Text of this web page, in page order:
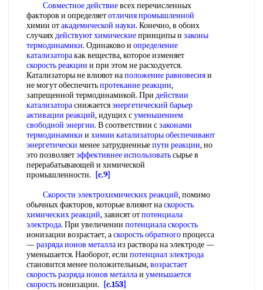
Совместное действиевсех перечисленных
факторов и определяетотличия промышленной
химии отакадемической науки. Конечно, в обоих
случаяхдействуют химическиепринципы и законы
термодинамики. Одинаково и определение
катализаторакак вещества, которое изменяет
скорость реакции и при этом не расходуется.
Катализаторы не влияют наположение равновесияи
не могут обеспечитьпротекание реакции,
запрещенной термодинамикой. При действии
катализатораснижаетсяэнергетический барьер
активации реакций, идущих суменьшением
свободной энергии. В соответствии сзаконами
термодинамики и химии катализаторыобеспечивают
энергетически менее затрудненныепути реакции, но
это позволяетэффективнее использоватьсырье в
перерабатывающей и химической
промышленности.
[c.9]
Скорости электрохимических реакций, помимо
обычных факторов, которые влияют наскорость
химических реакций, зависят отпотенциала
электрода. При увеличении потенциала скорость
ионизации возрастает, аскорость обратногопроцесса
—разряда ионов металлаиз раствора на электроде —
уменьшается. Наоборот, если потенциал электрода
становится менее положительным,возрастает
скоростьразряда ионов металлаи уменьшается
скоростьионизации.
[c.153]